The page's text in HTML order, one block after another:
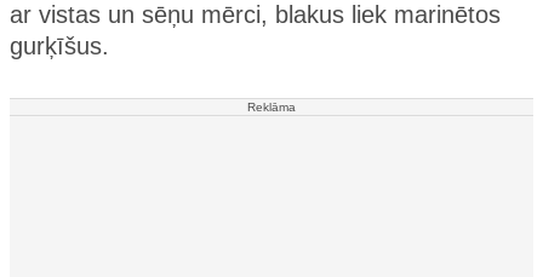
ar vistas un sēņu mērci, blakus liek marinētos
gurķīšus.
Reklāma